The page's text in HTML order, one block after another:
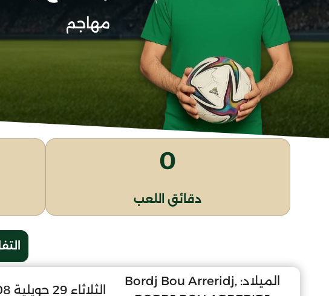
مهاجم
0
دقائق اللعب
الميلاد: Bordj Bou Arreridj,
الثلاثاء 29 جويلية 2008